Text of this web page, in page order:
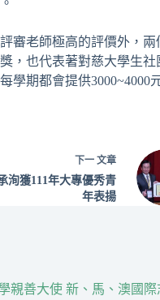
審老師極高的評價外，
也代表著對慈大學生
期都會提供
下一 文章
洵獲111年大專優秀青
年表揚
親善大使 新、馬、澳國